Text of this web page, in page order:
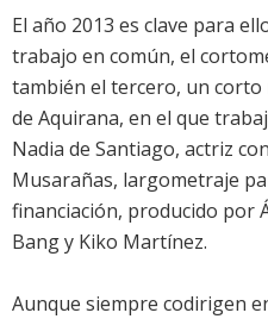
El año 2013 es clave para
trabajo en común, el
también el tercero, un
de Aquirana, en el que
Nadia de Santiago, actriz
Musarañas, largometraje
financiación, producido por
Bang y Kiko Martínez.
Aunque siempre codirigen